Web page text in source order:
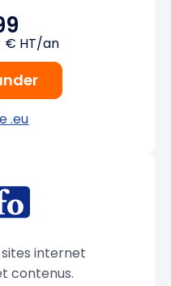
€ HT/an
.eu
internet
contenus.